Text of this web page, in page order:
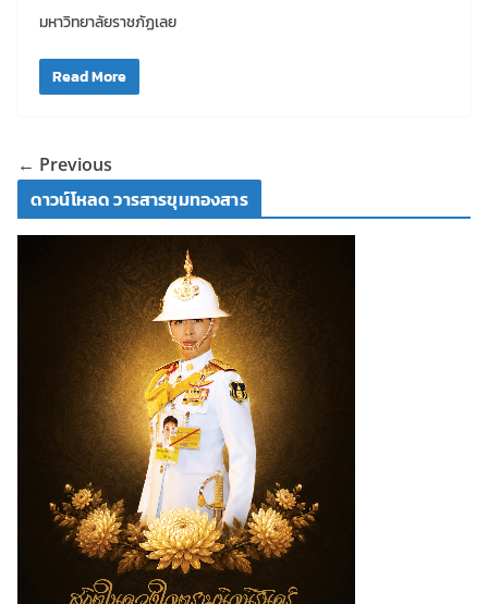
มหาวิทยาลัยราชภัฏเลย
Read More
← Previous
ดาวน์โหลด วารสารขุมทองสาร